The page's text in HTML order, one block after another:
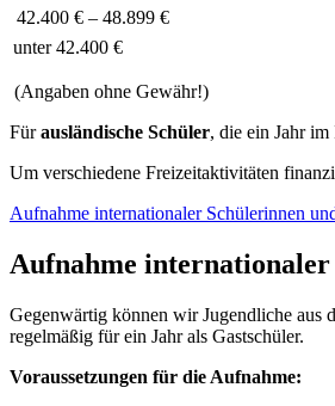
42.400 € – 48.899 €
unter 42.400 €
(Angaben ohne Gewähr!)
Fürausländische Schüler, die ein Jahr
Um verschiedene Freizeitaktivitäten
Aufnahme internationaler Schülerinnen
Aufnahme
Gegenwärtig können wir Jugendliche aus
regelmäßig für ein Jahr als Gastschüler.
Voraussetzungen für die Aufnahme: